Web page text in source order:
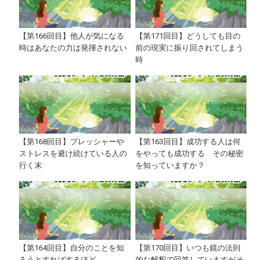
【第166回目】他人が気になる
時はあなたの力は発揮されない
【第171回目】どうしても目の
前の現実に振り回されてしまう
時
【第168回目】プレッシャーや
ストレスを避け続けている人の
行く末
【第163回目】成功する人は何
をやっても成功する その秘密
を知っていますか？
【第164回目】自分のことを知
【第170回目】いつも鏡の法則